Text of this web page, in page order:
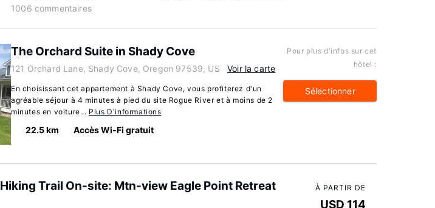
1006 commentaires
The Orchard Suite in Shady Cove
121 Orchard Lane, Shady Cove, Oregon 97539, US Voir la carte
En choisissant cet appartement à Shady Cove, vous profiterez d'un
agréable séjour à 4 minutes à pied du site Rogue River et à moins de 2
minutes en voiture... Plus D'informations
22.5 km Accès Wi-Fi gratuit
Pour plus d'infos sur cet
hôtel :
Sélectionner
Hiking Trail On-site: Mtn-view Eagle Point Retreat À PARTIR DE
USD 114